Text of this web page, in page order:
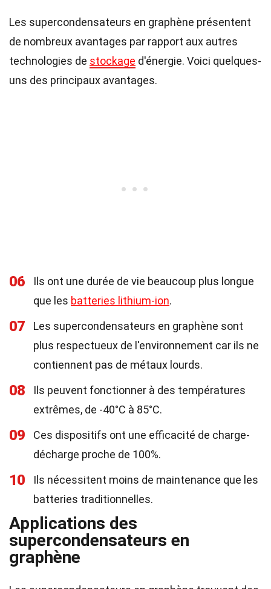
Les supercondensateurs en graphène présentent
de nombreux avantages par rapport aux autres
technologies de stockage d'énergie. Voici quelques-
uns des principaux avantages.
06
Ils ont une durée de vie beaucoup plus longue
que les batteries lithium-ion.
07
Les supercondensateurs en graphène sont
plus respectueux de l'environnement car ils ne
contiennent pas de métaux lourds.
08
Ils peuvent fonctionner à des températures
extrêmes, de -40°C à 85°C.
09
Ces dispositifs ont une efficacité de charge-
décharge proche de 100%.
10
Ils nécessitent moins de maintenance que les
batteries traditionnelles.
Applications des
supercondensateurs en
graphène